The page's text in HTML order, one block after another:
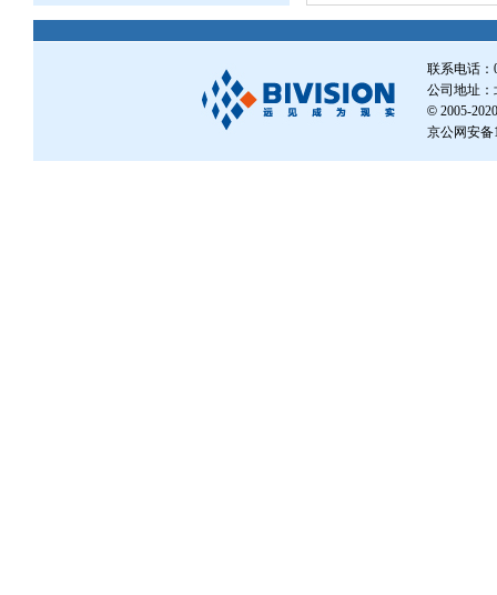
联系电话：
公司地址：
© 2005-
京公网安备